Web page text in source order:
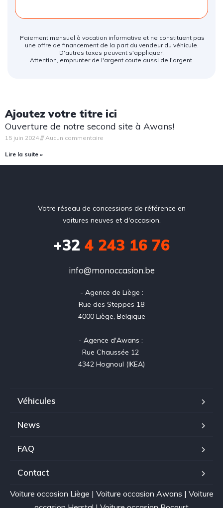
Paiement mensuel à vocation informative et ne constituent pas
une offre de financement de la part du vendeur du véhicule.
D'autres taxes peuvent s'appliquer.
Attention, emprunter de l'argent coute aussi de l'argent.
Ajoutez votre titre ici
Ouverture de notre second site à Awans!
15 juin 2024 Aucun commentaire
Lire la suite »
Votre réseau de concessions de référence en
voitures neuves et d'occasion.
+32 4 243 16 76
info@monoccasion.be
- Agence de Liège :
Rue des Steppes 18
4000 Liège, Belgique
- Agence d'Awans :
Rue Chaussée 12
4342 Hognoul (IKEA)
Véhicules
News
FAQ
Contact
Voiture occasion Liège | Voiture occasion Awans | Voiture